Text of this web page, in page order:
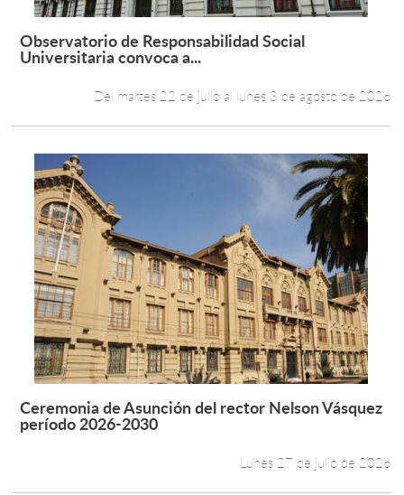
Leer más +
Observatorio de Responsabilidad Social
Universitaria convoca a...
Del martes 22 de julio al lunes 3 de agosto de 2026
Leer más +
Ceremonia de Asunción del rector Nelson Vásquez
período 2026-2030
Lunes 27 de julio de 2026